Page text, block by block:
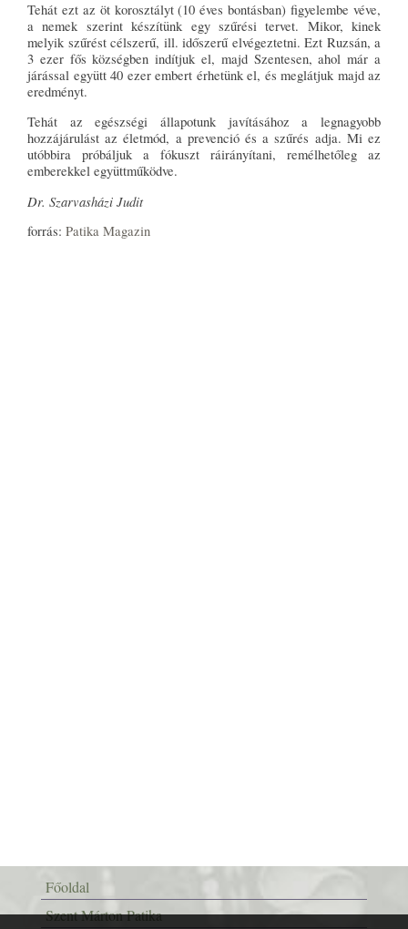
Tehát ezt az öt korosztályt (10 éves bontásban) figyelembe véve,
a nemek szerint készítünk egy szűrési tervet. Mikor, kinek
melyik szűrést célszerű, ill. időszerű elvégeztetni. Ezt Ruzsán, a
3 ezer fős községben indítjuk el, majd Szentesen, ahol már a
járással együtt 40 ezer embert érhetünk el, és meglátjuk majd az
eredményt.
Tehát az egészségi állapotunk javításához a legnagyobb
hozzájárulást az életmód, a prevenció és a szűrés adja. Mi ez
utóbbira próbáljuk a fókuszt ráirányítani, remélhetőleg az
emberekkel együttműködve.
Dr. Szarvasházi Judit
forrás: Patika Magazin
Főoldal
Szent Márton Patika